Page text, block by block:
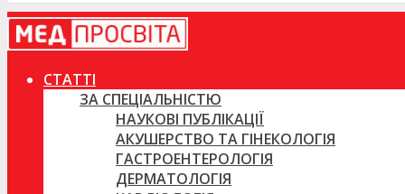
СТАТТІ
ЗА СПЕЦІАЛЬНІСТЮ
НАУКОВІ ПУБЛІКАЦІЇ
АКУШЕРСТВО ТА ГІНЕКОЛОГІЯ
ГАСТРОЕНТЕРОЛОГІЯ
ДЕРМАТОЛОГІЯ